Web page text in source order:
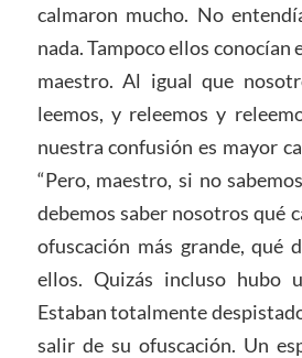
calmaron mucho. No
nada. Tampoco ellos conocían
maestro. Al igual que
leemos, y releemos y
nuestra confusión es mayor
“Pero, maestro, si no
debemos saber nosotros qué
ofuscación más grande, qué
ellos. Quizás incluso hubo
Estaban totalmente
salir de su ofuscación. Un